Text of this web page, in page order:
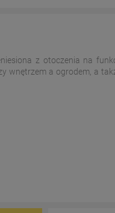
z otoczenia na
wnętrzem a ogrodem, a